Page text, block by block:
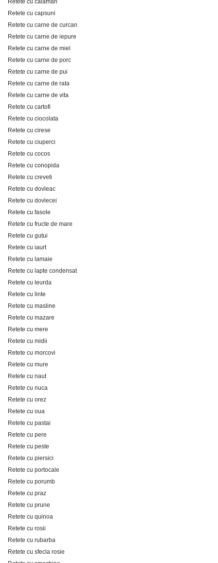
Retete cu calamari
Retete cu capsuni
Retete cu carne de curcan
Retete cu carne de iepure
Retete cu carne de miel
Retete cu carne de porc
Retete cu carne de pui
Retete cu carne de rata
Retete cu carne de vita
Retete cu cartofi
Retete cu ciocolata
Retete cu cirese
Retete cu ciuperci
Retete cu cocos
Retete cu conopida
Retete cu creveti
Retete cu dovleac
Retete cu dovlecei
Retete cu fasole
Retete cu fructe de mare
Retete cu gutui
Retete cu iaurt
Retete cu lamaie
Retete cu lapte condensat
Retete cu leurda
Retete cu linte
Retete cu masline
Retete cu mazare
Retete cu mere
Retete cu midii
Retete cu morcovi
Retete cu mure
Retete cu naut
Retete cu nuca
Retete cu orez
Retete cu oua
Retete cu pastai
Retete cu pere
Retete cu peste
Retete cu piersici
Retete cu portocale
Retete cu porumb
Retete cu praz
Retete cu prune
Retete cu quinoa
Retete cu rosii
Retete cu rubarba
Retete cu sfecla rosie